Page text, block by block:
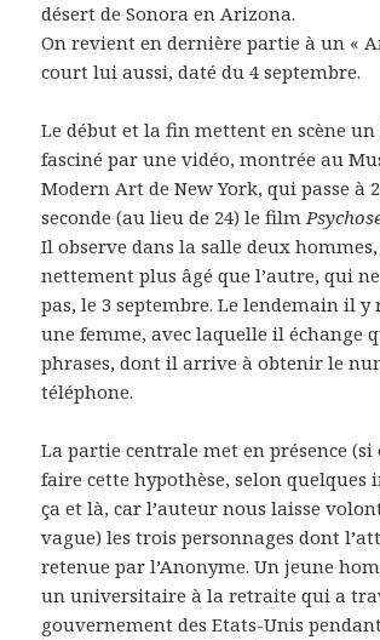
désert de Sonora en Arizona.
On revient en dernière partie à un «
court lui aussi, daté du 4 septembre.
Le début et la fin mettent en scène
fasciné par une vidéo, montrée au
Modern Art de New York, qui passe à
seconde (au lieu de 24) le film
Il observe dans la salle deux
nettement plus âgé que l’autre, qui
pas, le 3 septembre. Le lendemain il y
une femme, avec laquelle il échange
phrases, dont il arrive à obtenir le
téléphone.
La partie centrale met en présence
faire cette hypothèse, selon quelques
ça et là, car l’auteur nous laisse
vague) les trois personnages dont
retenue par l’Anonyme. Un jeune
un universitaire à la retraite qui a
gouvernement des Etats-Unis